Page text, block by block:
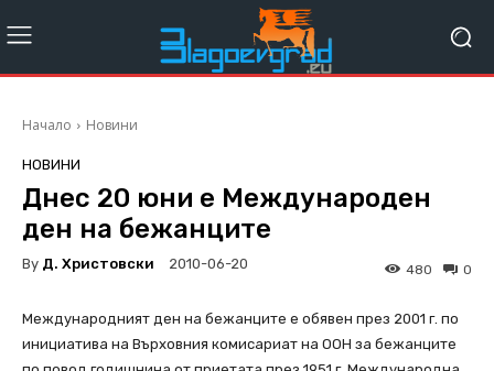
Начало Новини
НОВИНИ
Днес 20 юни е Международен
ден на бежанците
By Д. Христовски 2010-06-20 0
480
Международният ден на бежанците е обявен през 2001 г. по
инициатива на Върховния комисариат на ООН за бежанците